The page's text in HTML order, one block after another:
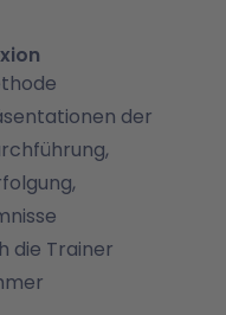
der
die Trainer